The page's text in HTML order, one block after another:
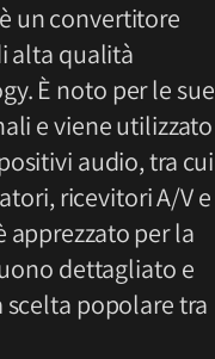
è un convertitore
alta qualità
È noto per le sue
e viene utilizzato
audio, tra cui
ricevitori A/V e
apprezzato per la
dettagliato e
popolare tra